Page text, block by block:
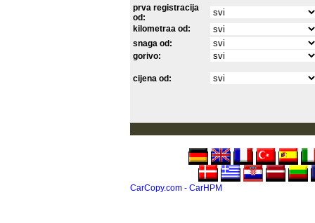
prva registracija
od:
kilometraa od:
snaga od:
gorivo:
cijena od:
CarCopy.com - CarHPM